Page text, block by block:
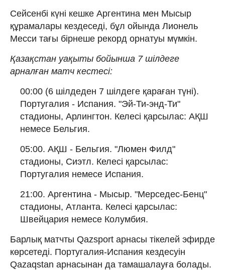
Сейсенбі күні кешке Аргентина мен Мысыр
құрамалары кездеседі, бұл ойында Лионель
Месси тағы бірнеше рекорд орнатуы мүмкін.
Қазақстан уақыты бойынша 7 шілдеге
арналған матч кестесі:
00:00 (6 шілдеден 7 шілдеге қараған түні).
Португалия - Испания. "Эй-Ти-энд-Ти"
стадионы, Арлингтон. Келесі қарсылас: АҚШ
немесе Бельгия.
05:00. АҚШ - Бельгия. "Люмен Филд"
стадионы, Сиэтл. Келесі қарсылас:
Португалия немесе Испания.
21:00. Аргентина - Мысыр. "Мерседес-Бенц"
стадионы, Атланта. Келесі қарсылас:
Швейцария немесе Колумбия.
Барлық матчты Qazsport арнасы тікелей эфирде
көрсетеді. Португалия-Испания кездесуін
Qazaqstan арнасынан да тамашалауға болады.